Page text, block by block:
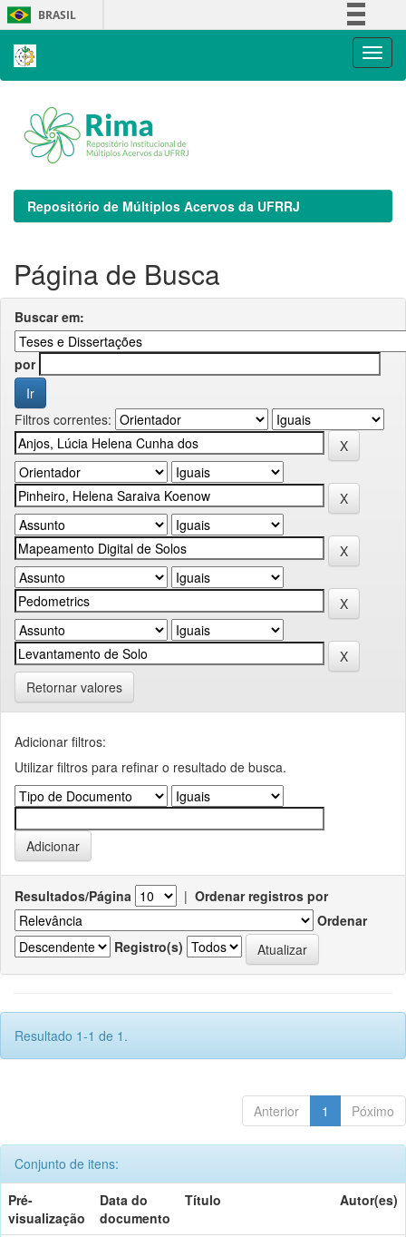
Skip
navigation
BRASIL
Repositório de Múltiplos Acervos da UFRRJ
Página de Busca
Buscar em:
por
Filtros correntes:
Retornar valores
Adicionar filtros:
Utilizar filtros para refinar o resultado de busca.
Resultados/Página | Ordenar registros por
Ordenar
Registro(s)
Resultado 1-1 de 1.
Anterior 1 Póximo
Conjunto de itens:
Pré-
visualização
Data do
documento
Título Autor(es)